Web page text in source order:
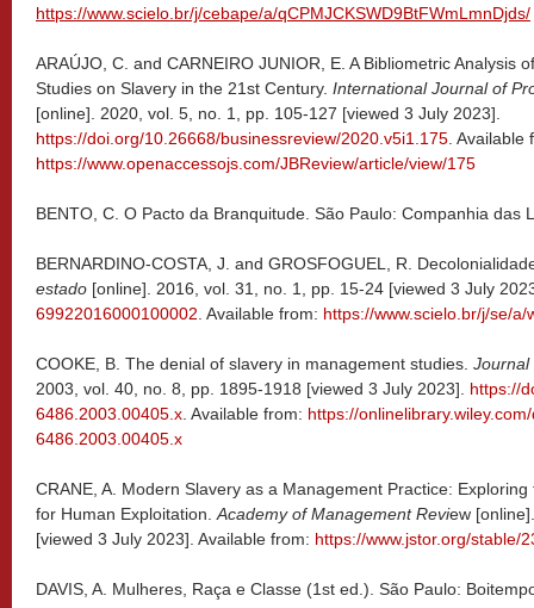
https://www.scielo.br/j/cebape/a/qCPMJCKSWD9BtFWmLmnDjds/
ARAÚJO, C. and CARNEIRO JUNIOR, E. A Bibliometric Analysis
Studies on Slavery in the 21st Century. International Journal of
[online]. 2020, vol. 5, no. 1, pp. 105-127 [viewed 3 July 2023].
https://doi.org/10.26668/businessreview/2020.v5i1.175. Available
https://www.openaccessojs.com/JBReview/article/view/175
BENTO, C. O Pacto da Branquitude. São Paulo: Companhia das
BERNARDINO-COSTA, J. and GROSFOGUEL, R.
estado [online]. 2016, vol. 31, no. 1, pp. 15-24 [viewed 3 July
69922016000100002. Available from: https://www.scielo.br/j/se/
COOKE, B. The denial of slavery in management studies. Journal
2003, vol. 40, no. 8, pp. 1895-1918 [viewed 3 July 2023]. https://
6486.2003.00405.x. Available from: https://
6486.2003.00405.x
CRANE, A. Modern Slavery as a Management Practice:
for Human Exploitation.Academy of Management Review
[viewed 3 July 2023]. Available from: https://www.jstor.org/stable/
DAVIS, A. Mulheres, Raça e Classe (1st ed.). São Paulo: